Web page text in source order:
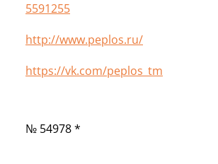
5591255
http://www.peplos.ru/
https://vk.com/peplos_tm
№ 54978 *